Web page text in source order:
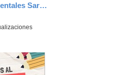
Evidencias fundamentales Sara Lopez